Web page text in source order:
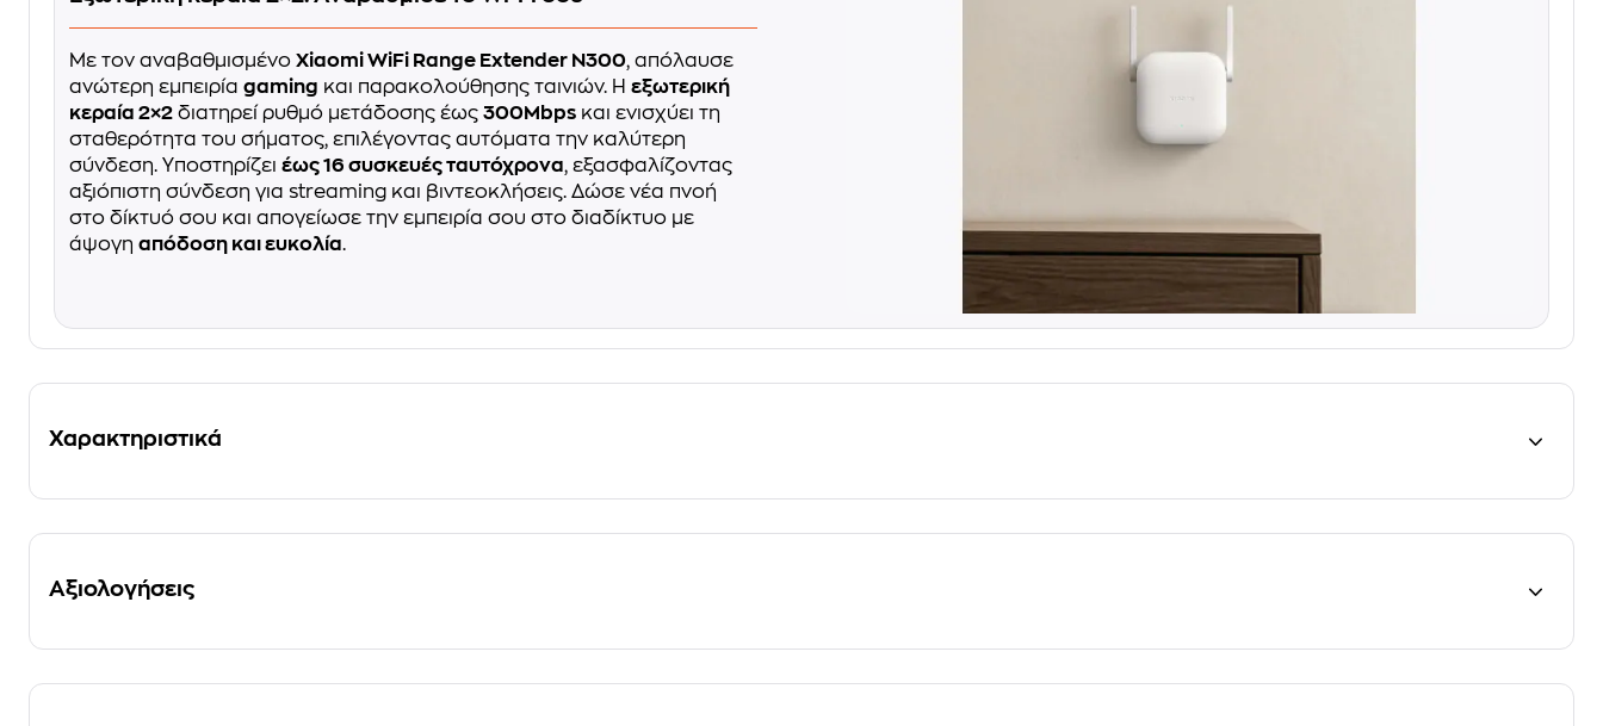
Με τον αναβαθμισμένο Xiaomi WiFi Range Extender N300, απόλαυσε
ανώτερη εμπειρία gaming και παρακολούθησης ταινιών. Η εξωτερική
κεραία 2×2 διατηρεί ρυθμό μετάδοσης έως 300Mbps και ενισχύει τη
σταθερότητα του σήματος, επιλέγοντας αυτόματα την καλύτερη
σύνδεση. Υποστηρίζει έως 16 συσκευές ταυτόχρονα, εξασφαλίζοντας
αξιόπιστη σύνδεση για streaming και βιντεοκλήσεις. Δώσε νέα πνοή
στο δίκτυό σου και απογείωσε την εμπειρία σου στο διαδίκτυο με
άψογη απόδοση και ευκολία.
Χαρακτηριστικά
Αξιολογήσεις